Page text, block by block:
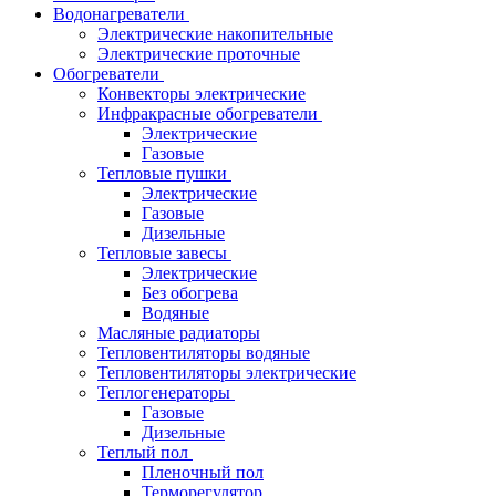
Водонагреватели
Электрические накопительные
Электрические проточные
Обогреватели
Конвекторы электрические
Инфракрасные обогреватели
Электрические
Газовые
Тепловые пушки
Электрические
Газовые
Дизельные
Тепловые завесы
Электрические
Без обогрева
Водяные
Масляные радиаторы
Тепловентиляторы водяные
Тепловентиляторы электрические
Теплогенераторы
Газовые
Дизельные
Теплый пол
Пленочный пол
Терморегулятор